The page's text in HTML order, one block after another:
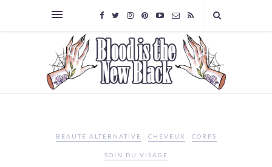
BEAUTÉ ALTERNATIVE CHEVEUX CORPS
SOIN DU VISAGE